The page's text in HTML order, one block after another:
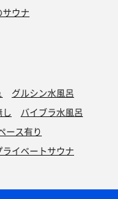
サウナ
グルシン水風呂
バイブラ水風呂
ース有り
ライベートサウナ